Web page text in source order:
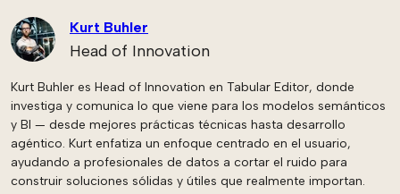
Kurt Buhler
Head of Innovation
Kurt Buhler es Head of Innovation en Tabular Editor, donde
investiga y comunica lo que viene para los modelos semánticos
y BI — desde mejores prácticas técnicas hasta desarrollo
agéntico. Kurt enfatiza un enfoque centrado en el usuario,
ayudando a profesionales de datos a cortar el ruido para
construir soluciones sólidas y útiles que realmente importan.